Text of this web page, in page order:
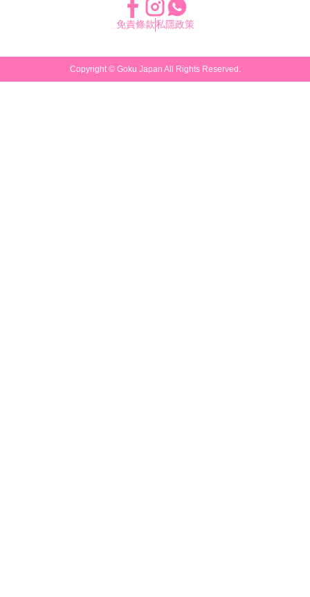
免責條款私隱政策
Copyright © Goku Japan All Rights Reserved.